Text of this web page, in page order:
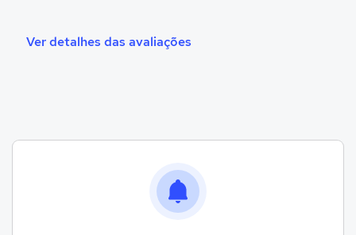
Ver detalhes das avaliações